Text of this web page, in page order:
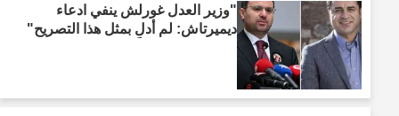
"وزير العدل غورلش ينفي ادعاء
ديميرتاش: لم أدلِ بمثل هذا التصريح"